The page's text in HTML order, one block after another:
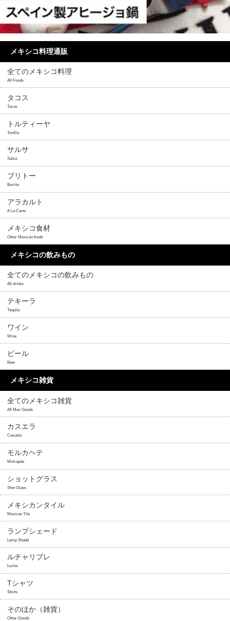
メキシコ料理通販
全てのメキシコ料理
All Foods
タコス
Tacos
トルティーヤ
Tortilla
サルサ
Salsa
ブリトー
Burrito
アラカルト
A La Carte
メキシコ食材
Other Mexican foods
メキシコの飲みもの
全てのメキシコの飲みもの
All drinks
テキーラ
Tequila
ワイン
Wine
ビール
Beer
メキシコ雑貨
全てのメキシコ雑貨
All Mex Goods
カスエラ
Cazuela
モルカヘテ
Molcajete
ショットグラス
Shot Glass
メキシカンタイル
Mexican Tile
ランプシェード
Lamp Shade
ルチャリブレ
Lucha
Tシャツ
Shirts
そのほか（雑貨）
Other Goods